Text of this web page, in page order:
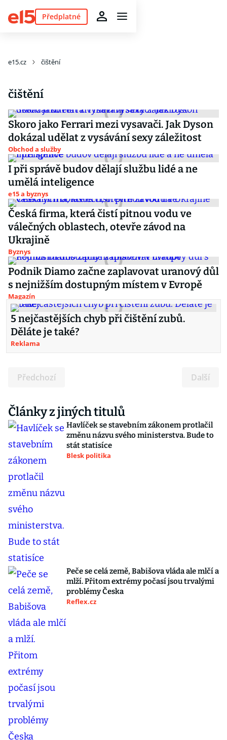
Předplatné
e15.cz čištění
čištění
Skoro jako Ferrari mezi vysavači. Jak Dyson
dokázal udělat z vysávání sexy záležitost
Obchod a služby
I při správě budov dělají službu lidé a ne
umělá inteligence
e15 a byznys
Česká firma, která čistí pitnou vodu ve
válečných oblastech, otevře závod na
Ukrajině
Byznys
Podnik Diamo začne zaplavovat uranový důl
s nejnižším dostupným místem v Evropě
Magazín
5 nejčastějších chyb při čištění zubů.
Děláte je také?
Reklama
Předchozí Další
Články z jiných titulů
Havlíček se stavebním zákonem protlačil
změnu názvu svého ministerstva. Bude to
stát statisíce
Blesk politika
Peče se celá země, Babišova vláda ale mlčí a
mlží. Přitom extrémy počasí jsou trvalými
problémy Česka
Reflex.cz